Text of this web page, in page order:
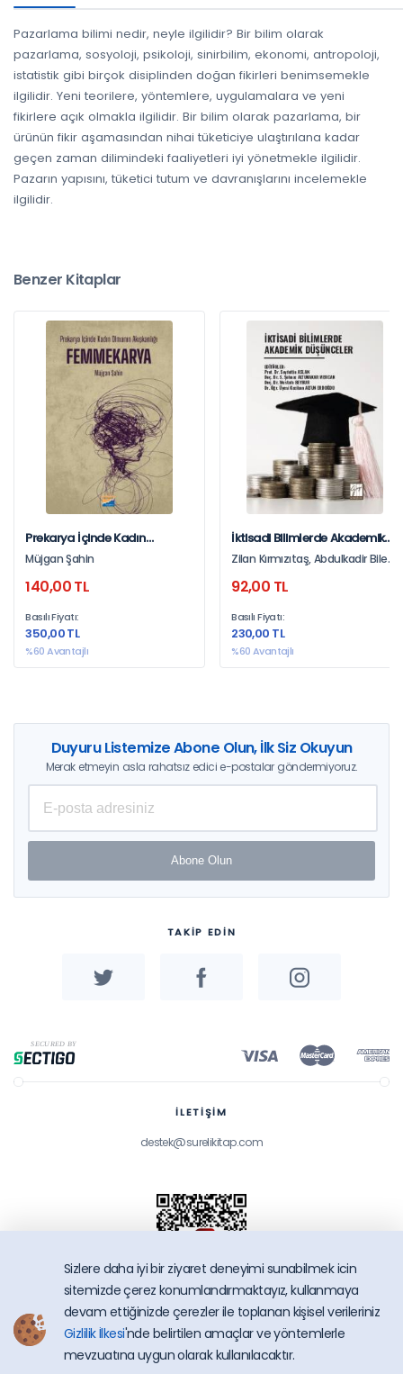
Pazarlama bilimi nedir, neyle ilgilidir? Bir bilim olarak
pazarlama, sosyoloji, psikoloji, sinirbilim, ekonomi, antropoloji,
istatistik gibi birçok disiplinden doğan fikirleri benimsemekle
ilgilidir. Yeni teorilere, yöntemlere, uygulamalara ve yeni
fikirlere açık olmakla ilgilidir. Bir bilim olarak pazarlama, bir
ürünün fikir aşamasından nihai tüketiciye ulaştırılana kadar
geçen zaman dilimindeki faaliyetleri iyi yönetmekle ilgilidir.
Pazarın yapısını, tüketici tutum ve davranışlarını incelemekle
ilgilidir.
Benzer Kitaplar
Prekarya İçinde Kadın
Olmanın Akışkanlığı
Femmekarya
Müjgan Şahin
140,00 TL
Basılı Fiyatı:
350,00 TL
%60 Avantajlı
İktisadi Bilimlerde Akademik
Düşünceler
Zilan Kırmızıtaş, Abdulkadir Bilen,
Şengün, Yunus Yılmaz, Naif
Mehmet Halis Özer, Perihan
Karaman, Dicle Akın, Ayşe
Kayacı, Yılmaz Yördem
92,00 TL
Basılı Fiyatı:
230,00 TL
%60 Avantajlı
Duyuru Listemize Abone Olun, İlk Siz Okuyun
Merak etmeyin asla rahatsız edici e-postalar göndermiyoruz.
Abone Olun
TAKİP EDİN
İLETİŞİM
destek@surelikitap.com
SüreliKitap.com
Copyright © 2026 - Bütün Hakları Saklıdır.
Sizlere daha iyi bir ziyaret deneyimi sunabilmek icin
sitemizde çerez konumlandırmaktayız, kullanmaya
devam ettiğinizde çerezler ile toplanan kişisel verileriniz
Gizlilik İlkesi'nde belirtilen amaçlar ve yöntemlerle
mevzuatına uygun olarak kullanılacaktır.